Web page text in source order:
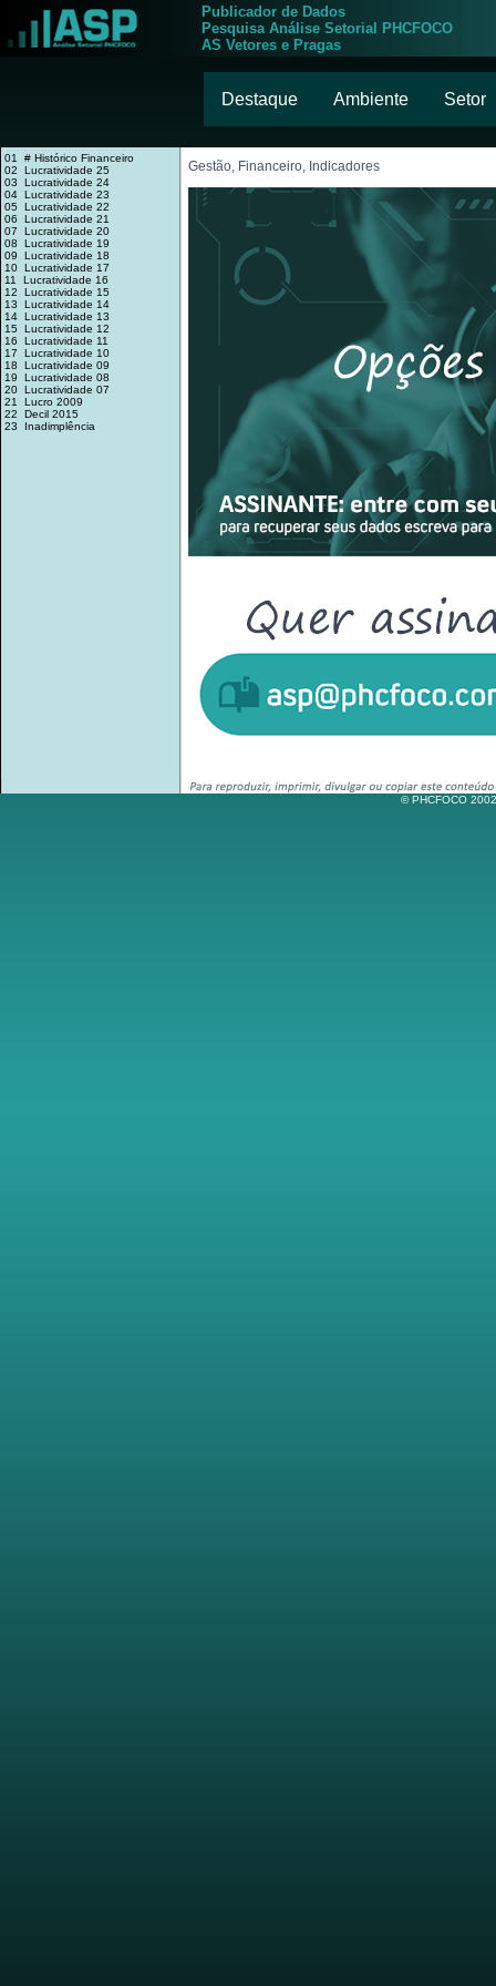
Publicador de Dados
Pesquisa Análise Setorial PHCFOCO
AS Vetores e Pragas
Destaque Ambiente Setor
01 # Histórico Financeiro
02 Lucratividade 25
03 Lucratividade 24
04 Lucratividade 23
05 Lucratividade 22
06 Lucratividade 21
07 Lucratividade 20
08 Lucratividade 19
09 Lucratividade 18
10 Lucratividade 17
11 Lucratividade 16
12 Lucratividade 15
13 Lucratividade 14
14 Lucratividade 13
15 Lucratividade 12
16 Lucratividade 11
17 Lucratividade 10
18 Lucratividade 09
19 Lucratividade 08
20 Lucratividade 07
21 Lucro 2009
22 Decil 2015
23 Inadimplência
Gestão, Financeiro, Indicadores
© PHCFOCO